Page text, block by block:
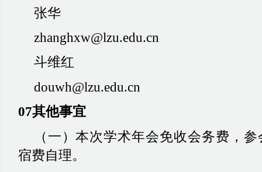
张华
zhanghxw@lzu.edu.cn
斗维红
douwh@lzu.edu.cn
07其他事宜
（ 一 ）本次学术年会免收会务费，
宿费自理。